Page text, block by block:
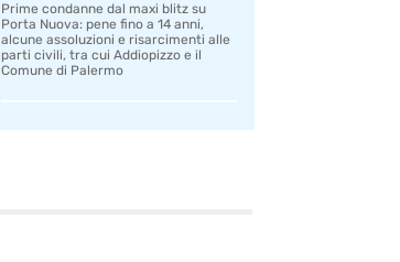
Prime condanne dal maxi blitz su
Porta Nuova: pene fino a 14 anni,
alcune assoluzioni e risarcimenti alle
parti civili, tra cui Addiopizzo e il
Comune di Palermo